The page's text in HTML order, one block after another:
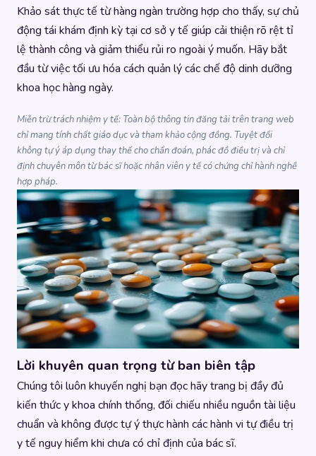
Khảo sát thực tế từ hàng ngàn trường hợp cho thấy, sự chủ
động tái khám định kỳ tại cơ sở y tế giúp cải thiện rõ rệt tỉ
lệ thành công và giảm thiểu rủi ro ngoài ý muốn. Hãy bắt
đầu từ việc tối ưu hóa cách quản lý các chế độ dinh dưỡng
khoa học hàng ngày.
Miễn trừ trách nhiệm y tế: Toàn bộ thông tin đăng tải trên trang web
chỉ mang tính chất giáo dục và tham khảo cộng đồng. Tuyệt đối
không tự ý áp dụng thay thế cho chẩn đoán, phác đồ điều trị và chỉ
định chuyên môn từ bác sĩ hoặc nhân viên y tế có chứng chỉ hành nghề
hợp pháp.
Lời khuyên quan trọng từ ban biên tập
Chúng tôi luôn khuyến nghị bạn đọc hãy trang bị đầy đủ
kiến thức y khoa chính thống, đối chiếu nhiều nguồn tài liệu
chuẩn và không được tự ý thực hành các hành vi tự điều trị
y tế nguy hiểm khi chưa có chỉ định của bác sĩ.